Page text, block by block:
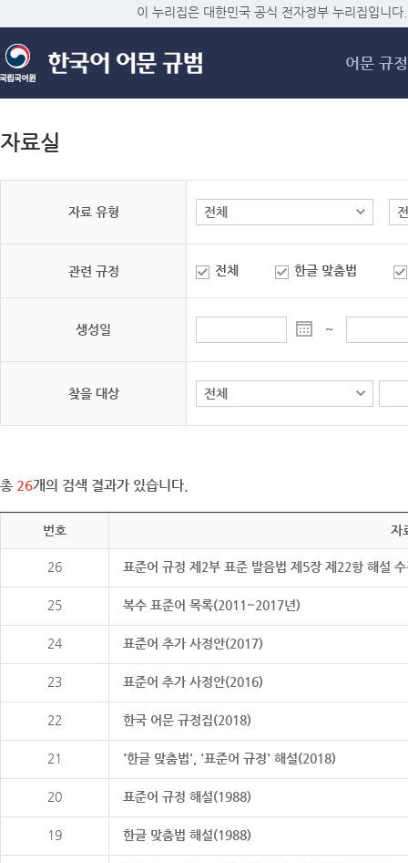
메
이 누리집은 대한민국 공식 전자정부 누리집입니다.
어문 규정
자료실
자료 유형
관련 규정 전체 한글 맞춤법
생성일 ~
찾을 대상
총 26개의 검색 결과가 있습니다.
번호 자
26 표준어 규정 제2부 표준 발음법 제5장 제22항 해설
25 복수 표준어 목록(2011~2017년)
24 표준어 추가 사정안(2017)
23 표준어 추가 사정안(2016)
22 한국 어문 규정집(2018)
21 '한글 맞춤법', '표준어 규정' 해설(2018)
20 표준어 규정 해설(1988)
19 한글 맞춤법 해설(1988)